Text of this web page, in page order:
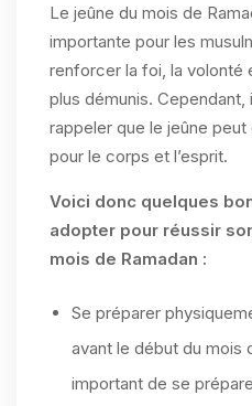
Le jeûne du mois de
importante pour les
renforcer la foi, la volonté
plus démunis.
rappeler que le jeûne
pour le corps et l’esprit.
Voici donc quelques
adopter pour réussir
mois de Ramadan :
Se préparer
avant le début du mois
important de se